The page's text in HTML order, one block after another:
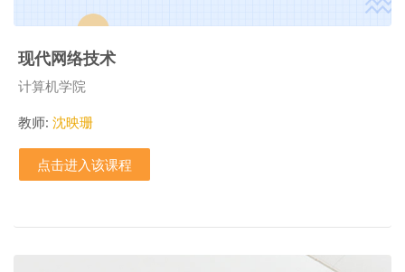
现代网络技术
课程类别
计算机学院
教师: 沈映珊
点击进入该课程